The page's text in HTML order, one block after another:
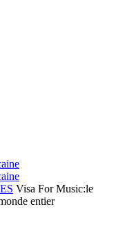
Visa For Music:le
entier